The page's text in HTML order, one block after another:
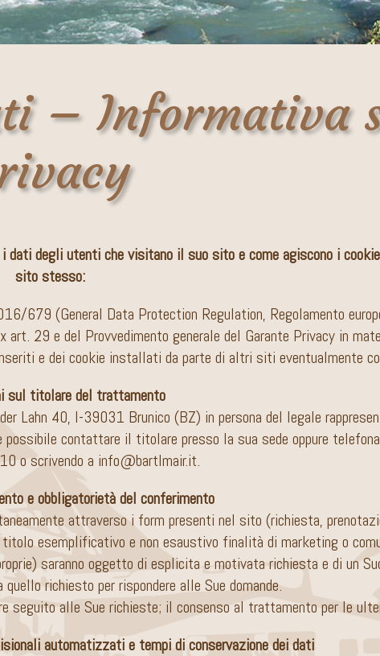
– Informativa
degli utenti che visitano il suo sito e come agiscono i
sito stesso:
679 (General Data Protection Regulation, Regolamento
29 e del Provvedimento generale del Garante Privacy in
e dei cookie installati da parte di altri siti eventualmente
sul titolare del trattamento
Lahn 40, I-39031 Brunico (BZ) in persona del legale
contattare il titolare presso la sua sede oppure
o scrivendo a info@bartlmair.it.
e obbligatorietà del conferimento
attraverso i form presenti nel sito (richiesta,
esemplificativo e non esaustivo finalità di marketing o
saranno oggetto di esplicita e motivata richiesta e di un
richiesto per rispondere alle Sue domande.
seguito alle Sue richieste; il consenso al trattamento per le
automatizzati e tempi di conservazione dei dati